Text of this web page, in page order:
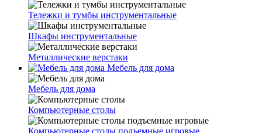
Тележки и тумбы инструментальные
Шкафы инструментальные
Металлические верстаки
Мебель для дома
Мебель для дома
Компьютерные столы
Компьютерные столы подъемные игровые